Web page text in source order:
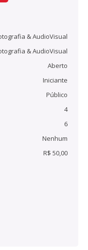
& AudioVisual
& AudioVisual
Aberto
Iniciante
Público
4
6
Nenhum
R$ 50,00